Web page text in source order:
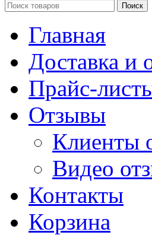
Поиск
Главная
Доставка и
Прайс-
Отзывы
Клиенты
Видео
Контакты
Корзина